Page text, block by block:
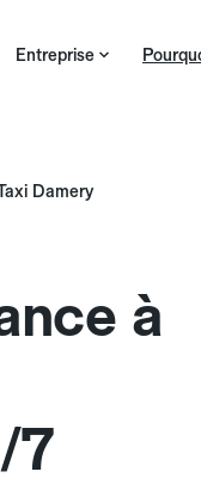
Entreprise
Damery
à
7